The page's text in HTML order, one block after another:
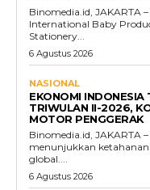
Binomedia.id, JAKARTA
International Baby
Stationery...
6 Agustus 2026
NASIONAL
EKONOMI INDONESIA
TRIWULAN II-2026,
MOTOR PENGGERAK
Binomedia.id, JAKARTA
menunjukkan
global....
6 Agustus 2026